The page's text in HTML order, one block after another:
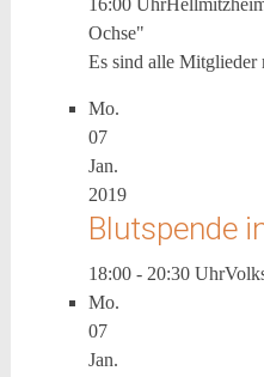
16:00 Uhr
Ochse"
Es sind alle Mitglieder
Mo.
07
Jan.
2019
Blutspende
18:00 - 20:30 Uhr
Mo.
07
Jan.